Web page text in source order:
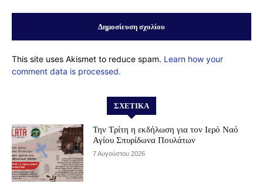
This site uses Akismet to reduce spam. Learn how your
comment data is processed.
ΣΧΕΤΙΚΆ
Την Τρίτη η εκδήλωση για τον Ιερό Ναό
Αγίου Σπυρίδωνα Πουλάτων
7 Αυγούστου 2026